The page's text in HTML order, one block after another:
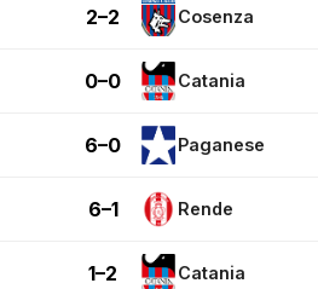
2–2 Cosenza
0–0 Catania
6–0 Paganese
6–1 Rende
1–2 Catania